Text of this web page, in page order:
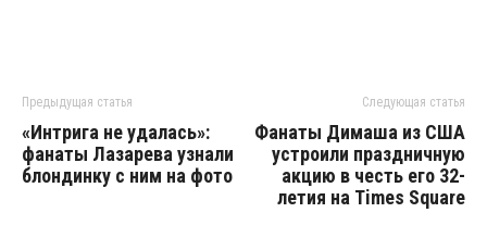
Предыдущая статья
«Интрига не удалась»:
фанаты Лазарева узнали
блондинку с ним на фото
Следующая статья
Фанаты Димаша из США
устроили праздничную
акцию в честь его 32-
летия на Times Square